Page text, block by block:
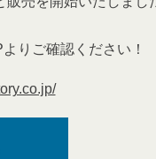
りご確認ください！